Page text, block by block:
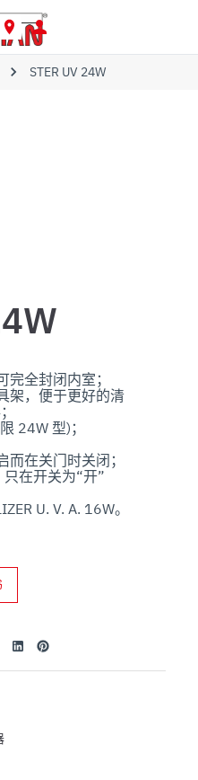
STER UV 24W
全封闭内室；
架，便于更好的清
24W 型)；
在关门时关闭；
在开关为“开”
U. V. A. 16W。
LinkedinPinterest